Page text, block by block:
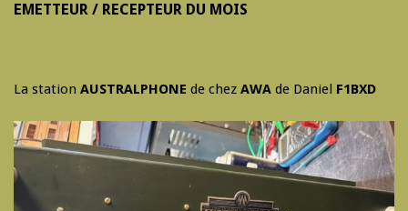
EMETTEUR / RECEPTEUR DU MOIS
La station AUSTRALPHONE de chez AWA de Daniel F1BXD